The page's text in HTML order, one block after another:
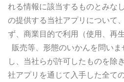
れる情報に該当するものとみな
の提供する当社アプリについて
ず、商業目的で利用（使用、再
販売等、形態のいかんを問い
し、当社らが許可したものを除
社アプリを通じて入手した全て